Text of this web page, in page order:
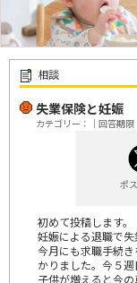
相談
失業保険と妊娠
カテゴリー：｜回答期
ポ
初めて投稿します。
妊娠による退職で失
今月にも求職手続
かりました。今５週
子供が増えると今